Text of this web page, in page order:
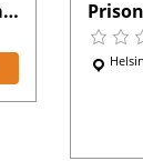
Teambuilding som skapar liv i teamet på ett nytt och roligt sätt!